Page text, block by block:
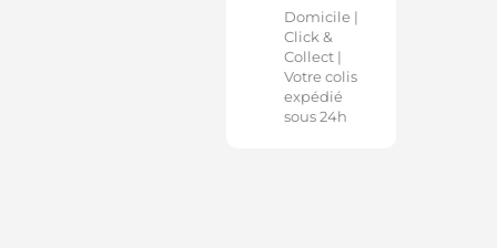
Domicile |
Click &
Collect |
Votre colis
expédié
sous 24h